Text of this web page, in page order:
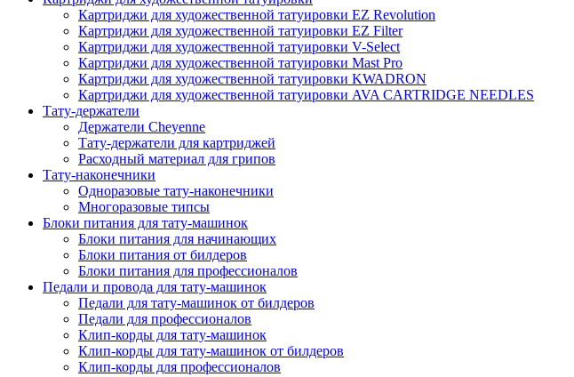
Картриджи для художественной татуировки EZ Revolution
Картриджи для художественной татуировки EZ Filter
Картриджи для художественной татуировки V-Select
Картриджи для художественной татуировки Mast Pro
Картриджи для художественной татуировки KWADRON
Картриджи для художественной татуировки AVA CARTRIDGE NEEDLES
Тату-держатели
Держатели Cheyenne
Тату-держатели для картриджей
Расходный материал для грипов
Тату-наконечники
Одноразовые тату-наконечники
Многоразовые типсы
Блоки питания для тату-машинок
Блоки питания для начинающих
Блоки питания от билдеров
Блоки питания для профессионалов
Педали и провода для тату-машинок
Педали для тату-машинок от билдеров
Педали для профессионалов
Клип-корды для тату-машинок
Клип-корды для тату-машинок от билдеров
Клип-корды для профессионалов